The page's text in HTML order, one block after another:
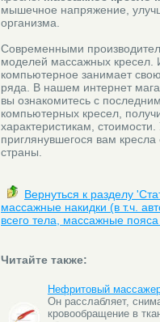
мышечное напряжение,
организма.
Современными
моделей массажных кресел.
компьютерное занимает
ряда. В нашем интернет
вы ознакомитесь с
компьютерных кресел,
характеристикам,
приглянувшегося вам
страны.
Вернуться к разделу
массажные накидки (в т.ч.
всего тела, массажные
Читайте также:
Нефритовый
Он расслабляет,
кровообращение в